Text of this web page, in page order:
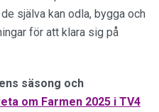
själva kan odla, bygga och
för att klara sig på
säsong och
om Farmen 2025 i TV4